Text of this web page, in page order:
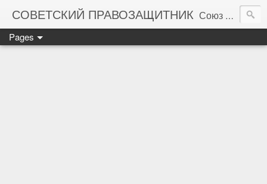
СОВЕТСКИЙ ПРАВОЗАЩИТНИК Союз правозащитников СССР. Правовая помощь гражданам Советского Союза
Pages